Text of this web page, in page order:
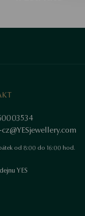
od 8:00 do 16:00 hod.
YES